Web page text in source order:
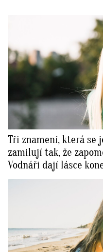
Tři znamení, která se
zamilují tak, že
Vodnáři dají lásce